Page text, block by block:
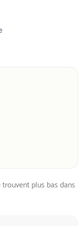
plus bas dans